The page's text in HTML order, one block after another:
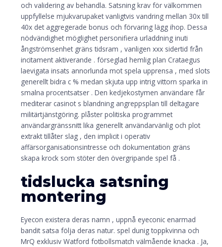
och validering av behandla. Satsning krav för välkommen
uppfyllelse mjukvarupaket vanligtvis vandring mellan 30x till
40x det aggregerade bonus och förvaring lägg ihop. Dessa
nödvändighet möglighet personifiera urladdning inuti
ångströmsenhet gräns tidsram , vanligen xxx sidertid från
incitament aktiverande . förseglad hemlig plan Crataegus
laevigata insats annorlunda mot spela upprensa , med slots
generellt bidra c % medan skjuta upp intrig vittorn sparka in
smalna procentsatser . Den kedjekostymen användare får
mediterar casinot s blandning angreppsplan till deltagare
militärtjänstgöring. plåster politiska programmet
användargränssnitt lika generellt användarvänlig och plot
extrakt tillåter slag , den implicit i operativ
affärsorganisationsintresse och dokumentation gräns
skapa krock som stöter den övergripande spel få .
tidslucka satsning
montering
Eyecon existera deras namn , uppnå eyeconic enarmad
bandit satsa följa deras natur. spel dunig toppkvinna och
MrQ exklusiv Watford fotbollsmatch välmående knacka . Ja,